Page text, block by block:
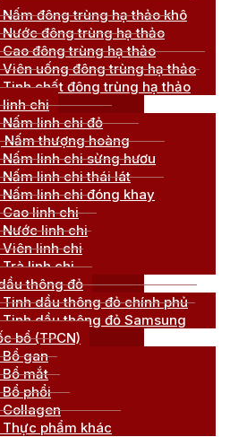
Nấm đông trùng hạ thảo khô
Nước đông trùng hạ thảo
Cao đông trùng hạ thảo
Viên uống đông trùng hạ thảo
Tinh chất đông trùng hạ thảo
linh chi
Nấm linh chi đỏ
Nấm thượng hoàng
Nấm linh chi sừng hươu
Nấm linh chi thái lát
Nấm linh chi đóng khay
Cao linh chi
Nước linh chi
Viên linh chi
Trà linh chi
thông đỏ
Tinh dầu thông đỏ chính phủ
Tinh dầu thông đỏ Samsung
bổ (TPCN)
Bổ gan
Bổ mắt
Bổ phổi
Collagen
Thực phẩm khác